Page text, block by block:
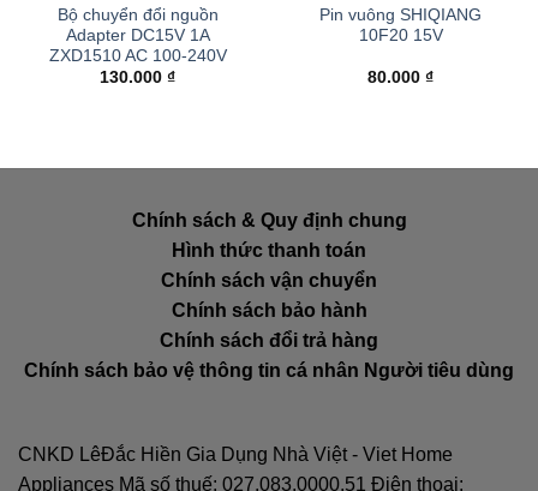
Bộ chuyển đổi nguồn
Adapter DC15V 1A
ZXD1510 AC 100-240V
130.000 ₫
Pin vuông SHIQIANG
10F20 15V
80.000 ₫
Chính sách & Quy định chung
Hình thức thanh toán
Chính sách vận chuyển
Chính sách bảo hành
Chính sách đổi trả hàng
Chính sách bảo vệ thông tin cá nhân Người tiêu dùng
CNKD LêĐắc Hiền Gia Dụng Nhà Việt - Viet Home
Appliances Mã số thuế: 027.083.0000.51 Điện thoại: